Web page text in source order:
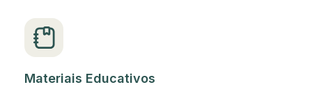
Materiais Educativos